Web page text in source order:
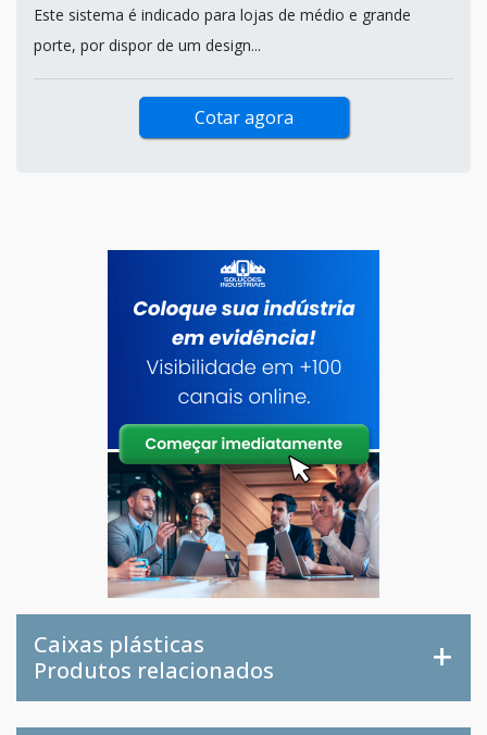
Este sistema é indicado para lojas de médio e grande
porte, por dispor de um design...
Cotar agora
Caixas plásticas
Produtos relacionados